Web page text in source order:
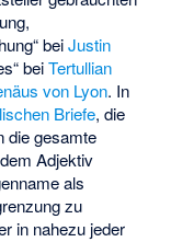
beiJustin
beiTertullian
von Lyon. In
Briefe, die
die gesamte
Adjektiv
als
zu
in nahezu jeder